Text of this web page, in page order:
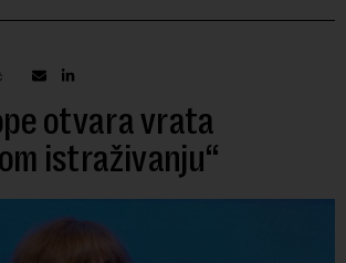
otvara vrata
istraživanju“